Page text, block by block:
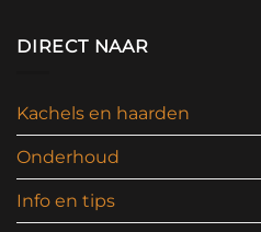
DIRECT NAAR
Kachels en haarden
Onderhoud
Info en tips